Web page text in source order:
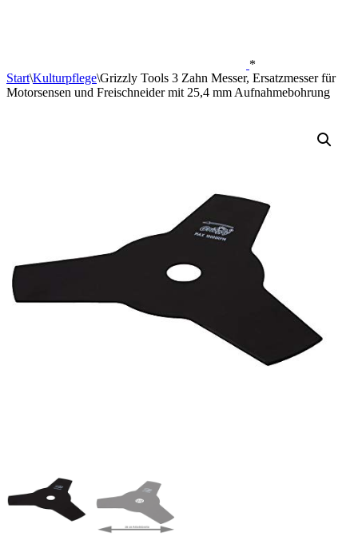
*
Start\Kulturpflege\Grizzly Tools 3 Zahn Messer, Ersatzmesser für
Motorsensen und Freischneider mit 25,4 mm Aufnahmebohrung